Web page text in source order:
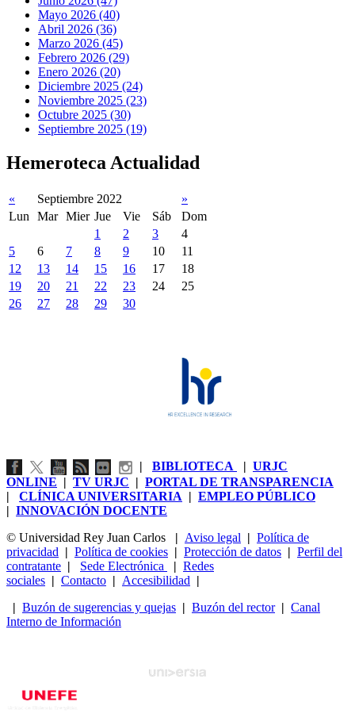
Mayo 2026 (40)
Abril 2026 (36)
Marzo 2026 (45)
Febrero 2026 (29)
Enero 2026 (20)
Diciembre 2025 (24)
Noviembre 2025 (23)
Octubre 2025 (30)
Septiembre 2025 (19)
Hemeroteca Actualidad
« Septiembre 2022
»
Lun
Mar Mier Jue Vie Sáb
Dom
1
2 3
4
5
6 7 8 9 10
11
12
13 14 15 16 17
18
19
20 21 22 23 24
25
26
27 28 29 30
| BIBLIOTECA | URJC
ONLINE | TV URJC | PORTAL DE TRANSPARENCIA
| CLÍNICA UNIVERSITARIA | EMPLEO PÚBLICO
| INNOVACIÓN DOCENTE
© Universidad Rey Juan Carlos
| Aviso legal | Política de
privacidad | Política de cookies | Protección de datos | Perfil del
contratante | Sede Electrónica | Redes
sociales | Contacto | Accesibilidad |
| Buzón de sugerencias y quejas | Buzón del rector| Canal
Interno de Información